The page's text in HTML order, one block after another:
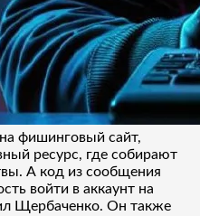
фишинговый сайт,
ресурс, где собирают
А код из сообщения
войти в аккаунт на
Щербаченко. Он также